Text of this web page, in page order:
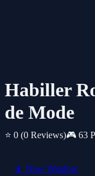
Habiller
de Mode
⭐ 0 (0 Reviews)🎮 63
📱 New Window